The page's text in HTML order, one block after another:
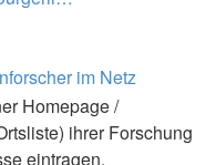
im Netz
Homepage /
ihrer Forschung
eintragen.